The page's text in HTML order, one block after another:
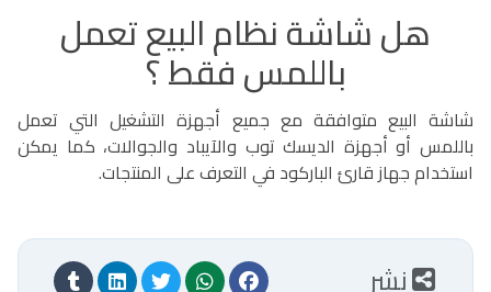
هل شاشة نظام البيع تعمل
باللمس فقط ؟
شاشة البيع متوافقة مع جميع أجهزة التشغيل التي تعمل
باللمس أو أجهزة الديسك توب والآيباد والجوالات، كما يمكن
استخدام جهاز قارئ الباركود في التعرف على المنتجات.
نشر